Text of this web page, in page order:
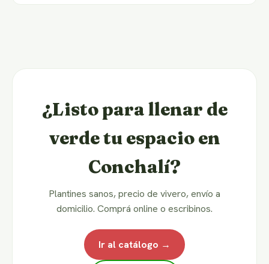
¿Listo para llenar de
verde tu espacio en
Conchalí?
Plantines sanos, precio de vivero, envío a
domicilio. Comprá online o escribinos.
Ir al catálogo →